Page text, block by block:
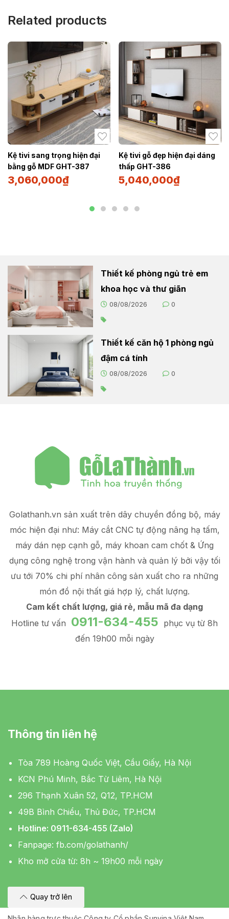
Related products
Kệ tivi sang trọng hiện đại
bằng gỗ MDF GHT-387
3,060,000₫
Kệ tivi gỗ đẹp hiện đại dáng
thấp GHT-386
5,040,000₫
Thiết kế phòng ngủ trẻ em
khoa học và thư giãn
08/08/2026 0
Thiết kế căn hộ 1 phòng ngủ
đậm cá tính
08/08/2026 0
Golathanh.vn sản xuất trên dây chuyền đồng bộ, máy
móc hiện đại như: Máy cắt CNC tự động nâng hạ tấm,
máy dán nẹp cạnh gỗ, máy khoan cam chốt & Ứng
dụng công nghệ trong vận hành và quản lý bởi vậy tối
ưu tới 70% chi phí nhân công sản xuất cho ra những
món đồ nội thất giá hợp lý, chất lượng.
Cam kết chất lượng, giá rẻ, mẫu mã đa dạng
Hotline tư vấn 0911-634-455 phục vụ từ 8h
đến 19h00 mỗi ngày
Thông tin liên hệ
Tòa 789 Hoàng Quốc Việt, Cầu Giấy, Hà Nội
KCN Phú Minh, Bắc Từ Liêm, Hà Nội
296 Thạnh Xuân 52, Q12, TP.HCM
49B Bình Chiểu, Thủ Đức, TP.HCM
Hotline: 0911-634-455 (Zalo)
Fanpage: fb.com/golathanh/
Kho mở cửa từ: 8h ~ 19h00 mỗi ngày
Quay trở lên